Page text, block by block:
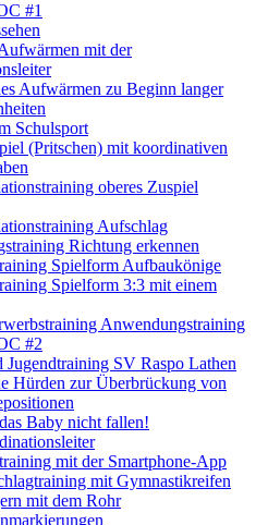
#1
mit der
Aufwärmen zu Beginn langer
Schulsport
(Pritschen) mit koordinativen
oberes Zuspiel
Aufschlag
Richtung erkennen
Spielform Aufbaukönige
Spielform 3:3 mit einem
Anwendungstraining
#2
Jugendtraining SV Raspo Lathen
Hürden zur Überbrückung von
Baby nicht fallen!
mit der Smartphone-App
mit Gymnastikreifen
mit dem Rohr